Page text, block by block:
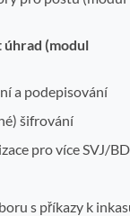
(modul
a podepisování
šifrování
pro více SVJ/BD
s příkazy k